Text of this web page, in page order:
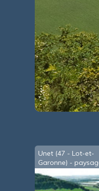
Unet (47 - Lot-et-
Garonne) -
la vallée